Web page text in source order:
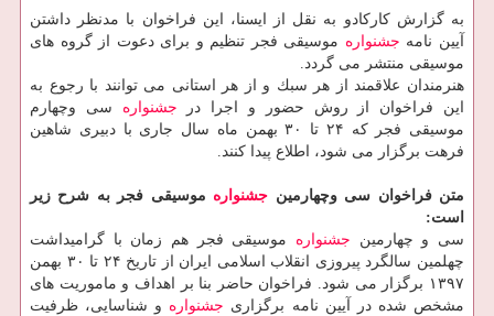
به گزارش كاركادو به نقل از ایسنا، این فراخوان با مدنظر داشتن
آیین نامه جشنواره موسیقی فجر تنظیم و برای دعوت از گروه های
موسیقی منتشر می گردد.
هنرمندان علاقمند از هر سبك و از هر استانی می توانند با رجوع به
این فراخوان از روش حضور و اجرا در جشنواره سی وچهارم
موسیقی فجر كه ۲۴ تا ۳۰ بهمن ماه سال جاری با دبیری شاهین
فرهت برگزار می شود، اطلاع پیدا كنند.
متن فراخوان سی وچهارمین جشنواره موسیقی فجر به شرح زیر
است:
سی و چهارمین جشنواره موسیقی فجر هم زمان با گرامیداشت
چهلمین سالگرد پیروزی انقلاب اسلامی ایران از تاریخ ۲۴ تا ۳۰ بهمن
۱۳۹۷ برگزار می شود. فراخوان حاضر بنا بر اهداف و ماموریت های
مشخص شده در آیین نامه برگزاری جشنواره و شناسایی، ظرفیت